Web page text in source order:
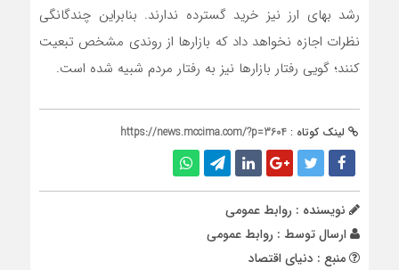
رشد بهای ارز نیز خرید گسترده ندارند. بنابراین چندگانگی
نظرات اجازه نخواهد داد که بازارها از روندی مشخص تبعیت
کنند؛ گویی رفتار بازارها نیز به رفتار مردم شبیه شده است.
لینک کوتاه : https://news.mccima.com/?p=3604
نویسنده : روابط عمومی
ارسال توسط : روابط عمومی
منبع : دنیای اقتصاد